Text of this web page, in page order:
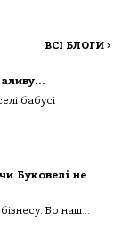
ВСІ БЛОГИ >
бабусі
Буковелі не
Бо наш...